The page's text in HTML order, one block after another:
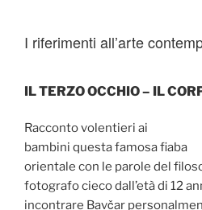
I riferimenti all’arte
IL TERZO OCCHIO – IL
Racconto volentieri ai
bambini questa famosa fiaba
orientale con le parole del
fotografo cieco dall’età di 12
incontrare Bavčar